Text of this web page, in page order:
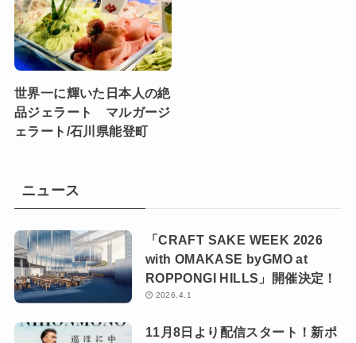
世界一に輝いた日本人の絶
品ジェラート マルガージ
ェラート/石川県能登町
ニュース
「CRAFT SAKE WEEK 2026
with OMAKASE byGMO at
ROPPONGI HILLS」開催決定！
2026.4.1
11月8日より配信スタート！新ポ